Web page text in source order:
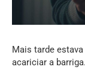
Mais tarde
acariciar a barriga.